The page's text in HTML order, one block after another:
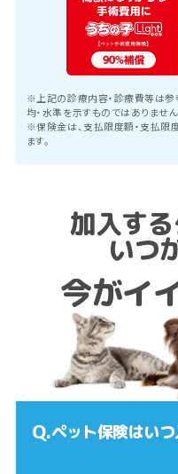
※上記の診療内容・診療費等は参
均・水準を示すものではありませ
※保険金は、支払限度額・支払限
ます。
加入す
いつ
今がイ
Q.ペット保険はい